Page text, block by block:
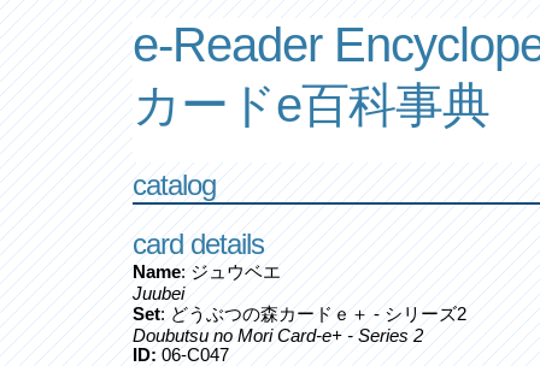
e-Reader
カードe百科事典
catalog
card details
Name: ジュウベエ
Juubei
Set: どうぶつの森カードｅ＋ - シリーズ2
Doubutsu no Mori Card-e+ - Series 2
ID:06-C047